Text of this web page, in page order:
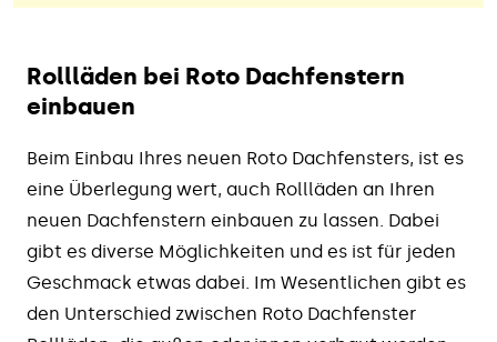
Rollläden bei Roto Dachfenstern
einbauen
Beim Einbau Ihres neuen Roto Dachfensters, ist es
eine Überlegung wert, auch Rollläden an Ihren
neuen Dachfenstern einbauen zu lassen. Dabei
gibt es diverse Möglichkeiten und es ist für jeden
Geschmack etwas dabei. Im Wesentlichen gibt es
den Unterschied zwischen Roto Dachfenster